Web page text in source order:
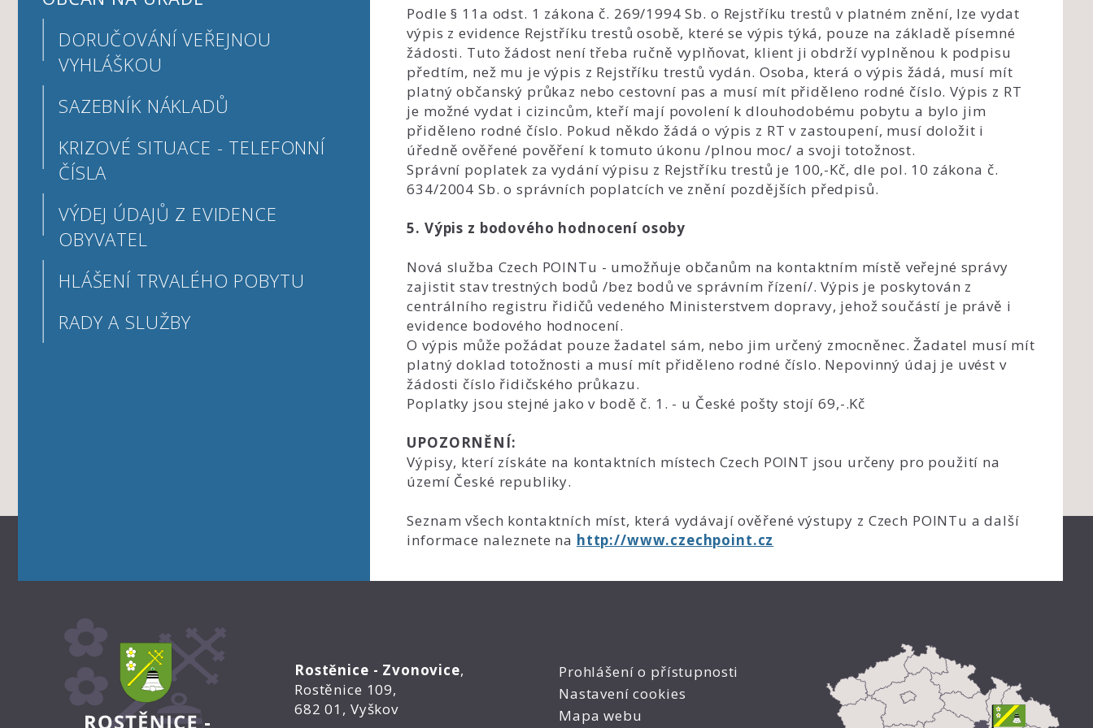
DORUČOVÁNÍ VEŘEJNOU
VYHLÁŠKOU
SAZEBNÍK NÁKLADŮ
KRIZOVÉ SITUACE - TELEFONNÍ
ČÍSLA
VÝDEJ ÚDAJŮ Z EVIDENCE
OBYVATEL
HLÁŠENÍ TRVALÉHO POBYTU
RADY A SLUŽBY
Podle § 11a odst. 1 zákona č. 269/1994 Sb. o Rejstříku trestů v platném znění, lze vydat
výpis z evidence Rejstříku trestů osobě, které se výpis týká, pouze na základě písemné
žádosti. Tuto žádost není třeba ručně vyplňovat, klient ji obdrží vyplněnou k podpisu
předtím, než mu je výpis z Rejstříku trestů vydán. Osoba, která o výpis žádá, musí mít
platný občanský průkaz nebo cestovní pas a musí mít přiděleno rodné číslo. Výpis z RT
je možné vydat i cizincům, kteří mají povolení k dlouhodobému pobytu a bylo jim
přiděleno rodné číslo. Pokud někdo žádá o výpis z RT v zastoupení, musí doložit i
úředně ověřené pověření k tomuto úkonu /plnou moc/ a svoji totožnost.
Správní poplatek za vydání výpisu z Rejstříku trestů je 100,-Kč, dle pol. 10 zákona č.
634/2004 Sb. o správních poplatcích ve znění pozdějších předpisů.
5. Výpis z bodového hodnocení osoby
Nová služba Czech POINTu - umožňuje občanům na kontaktním místě veřejné správy
zajistit stav trestných bodů /bez bodů ve správním řízení/. Výpis je poskytován z
centrálního registru řidičů vedeného Ministerstvem dopravy, jehož součástí je právě i
evidence bodového hodnocení.
O výpis může požádat pouze žadatel sám, nebo jim určený zmocněnec. Žadatel musí mít
platný doklad totožnosti a musí mít přiděleno rodné číslo. Nepovinný údaj je uvést v
žádosti číslo řidičského průkazu.
Poplatky jsou stejné jako v bodě č. 1. - u České pošty stojí 69,-.Kč
UPOZORNĚNÍ:
Výpisy, kterí získáte na kontaktních místech Czech POINT jsou určeny pro použití na
území České republiky.
Seznam všech kontaktních míst, která vydávají ověřené výstupy z Czech POINTu a další
informace naleznete na http://www.czechpoint.cz
Rostěnice - Zvonovice,
Rostěnice 109,
682 01, Vyškov
Prohlášení o přístupnosti
Nastavení cookies
Mapa webu